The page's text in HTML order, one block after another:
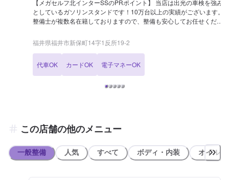
【メガセルフ北インターSSのPRポイント】 当店は出光の車検を強み
としているガソリンスタンドです！10万台以上の実績がございます。
整備士が複数名在籍しておりますので、整備も安心してお任せくださ
す！ 【営業時間】 整備受付時間：9：00〜19：00 給油営業時間：
24h 【サービスルームについて】 ✅トイレ ✅自販機 ✅喫煙室 ✅椅子
ワーシティ 福井ワイプラザ」店様の裏にあります。
福井県福井市新保町14字1反所19-2
代車OK カードOK 電子マネーOK
この店舗の他のメニュー
一般整備 人気 すべて ボディ・内装 オイル類